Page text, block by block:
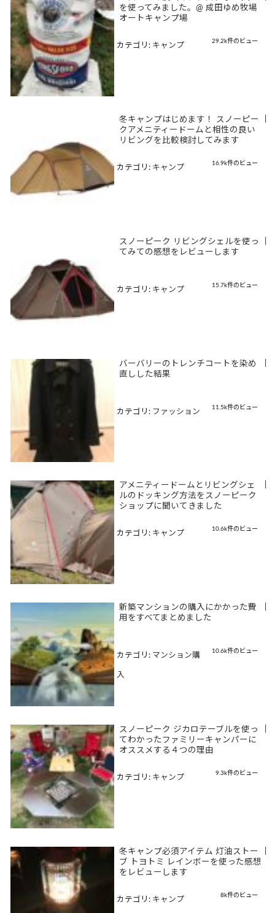
を使ってみました。@ 成田ゆめ牧場
オートキャンプ場
29.2k件のビュー
カテゴリ: キャンプ
冬キャンプはじめます！ スノーピー
クアメニティードームと相性の良い
リビングを比較検討してみます
16.9k件のビュー
カテゴリ: キャンプ
スノーピーク リビングシェルを使っ
てみての感想をレビューします
15.7k件のビュー
カテゴリ: キャンプ
バーバリーのトレンチコートを染め
直しした結果
11.5k件のビュー
カテゴリ: ファッション
アメニティードームとリビングシェ
ルのドッキング方法をスノーピーク
ショップに聞いてきました
10.6k件のビュー
カテゴリ: キャンプ
新築マンションの購入にかかった費
用をすべてまとめました
10.6k件のビュー
カテゴリ: マンション購
入
スノーピーク ジカロテーブルを使っ
てわかったファミリーキャンパーに
オススメする４つの理由
9.3k件のビュー
カテゴリ: キャンプ
冬キャンプ必須アイテム 灯油ストー
ブ トヨトミ レインボーを使った感想
をレビューします
8k件のビュー
カテゴリ: キャンプ